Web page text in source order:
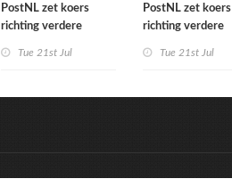
PostNL zet koers
richting verdere
de rekening
Tue 21st Jul
PostNL zet koers
richting verdere
de rekening
Tue 21st Jul